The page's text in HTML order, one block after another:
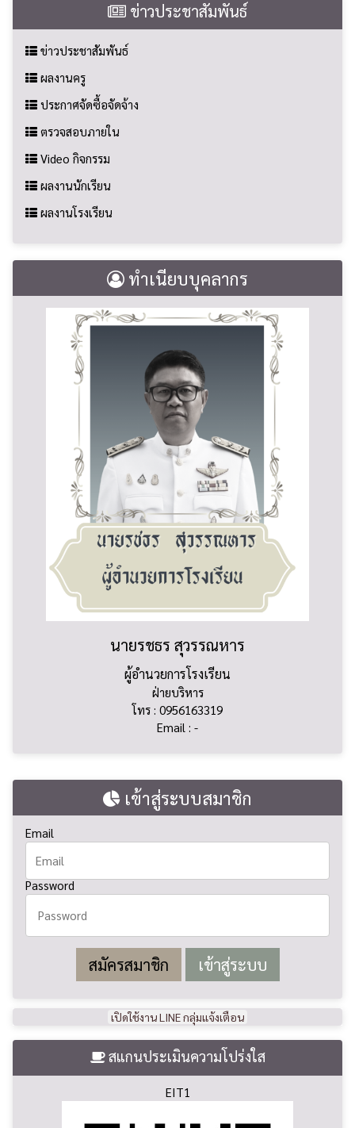
ข่าวประชาสัมพันธ์
ข่าวประชาสัมพันธ์
ผลงานครู
ประกาศจัดซื้อจัดจ้าง
ตรวจสอบภายใน
Video กิจกรรม
ผลงานนักเรียน
ผลงานโรงเรียน
ทำเนียบบุคลากร
นายรชธร สุวรรณหาร
ผู้อำนวยการโรงเรียน
ฝ่ายบริหาร
โทร : 0956163319
Email : -
เข้าสู่ระบบสมาชิก
Email
Password
สมัครสมาชิก
เปิดใช้งาน LINE กลุ่มแจ้งเตือน
สแกนประเมินความโปร่งใส
EIT1